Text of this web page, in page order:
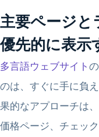
主要ページと
優先的に表示
多言語ウェブサイト
のは、すぐに手に負
果的なアプローチは
価格ページ、チェッ